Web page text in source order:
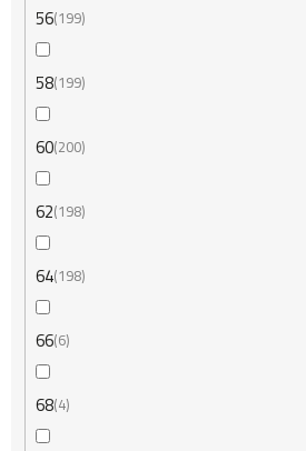
56 199
58 199
60 200
62 198
64 198
66 6
68 4